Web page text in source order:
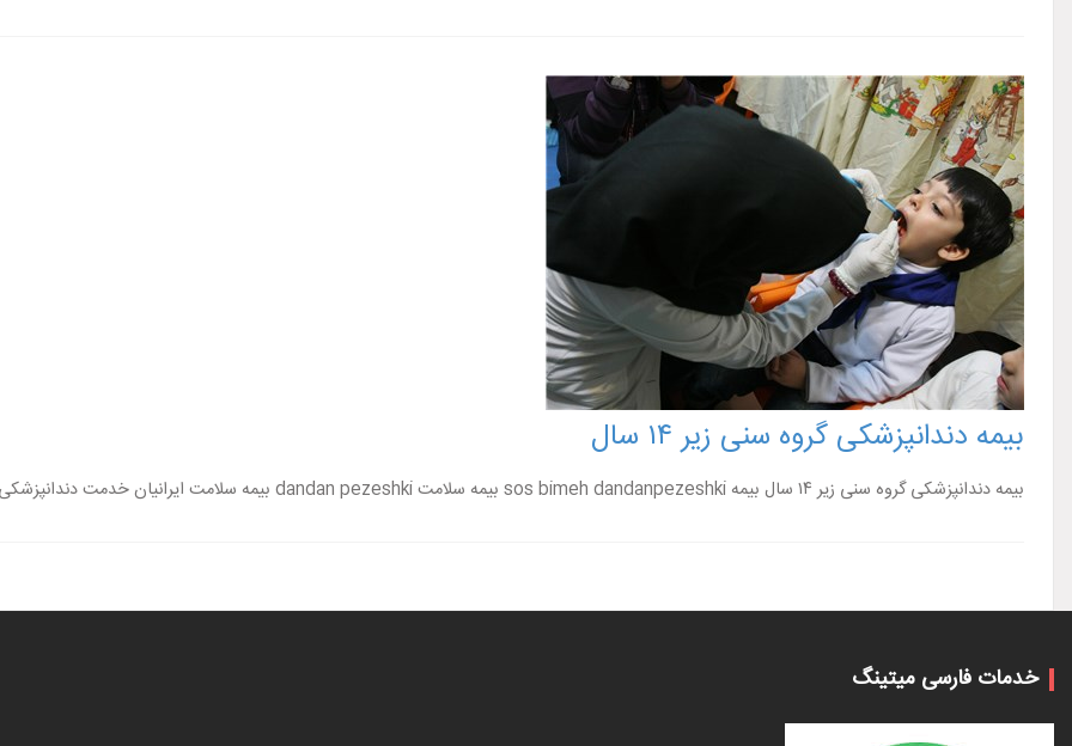
بیمه دندانپزشکی گروه سنی زیر ۱۴ سال
بیمه دندانپزشکی گروه سنی زیر ۱۴ سال بیمه sos bimeh dandanpezeshki بیمه سلامت dandan pezeshki بیمه سلامت ایرانیان خدمت دندانپزشکی بیمه درمان ...
خدمات فارسی میتینگ